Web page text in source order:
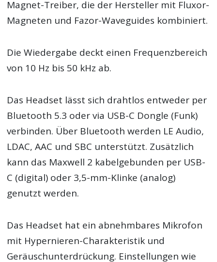
Magnet-Treiber, die der Hersteller mit Fluxor-
Magneten und Fazor-Waveguides kombiniert.
Die Wiedergabe deckt einen Frequenzbereich
von 10 Hz bis 50 kHz ab.
Das Headset lässt sich drahtlos entweder per
Bluetooth 5.3 oder via USB-C Dongle (Funk)
verbinden. Über Bluetooth werden LE Audio,
LDAC, AAC und SBC unterstützt. Zusätzlich
kann das Maxwell 2 kabelgebunden per USB-
C (digital) oder 3,5-mm-Klinke (analog)
genutzt werden.
Das Headset hat ein abnehmbares Mikrofon
mit Hypernieren-Charakteristik und
Geräuschunterdrückung. Einstellungen wie